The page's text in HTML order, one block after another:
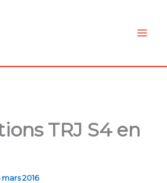
TRJ S4 en
mars 2016